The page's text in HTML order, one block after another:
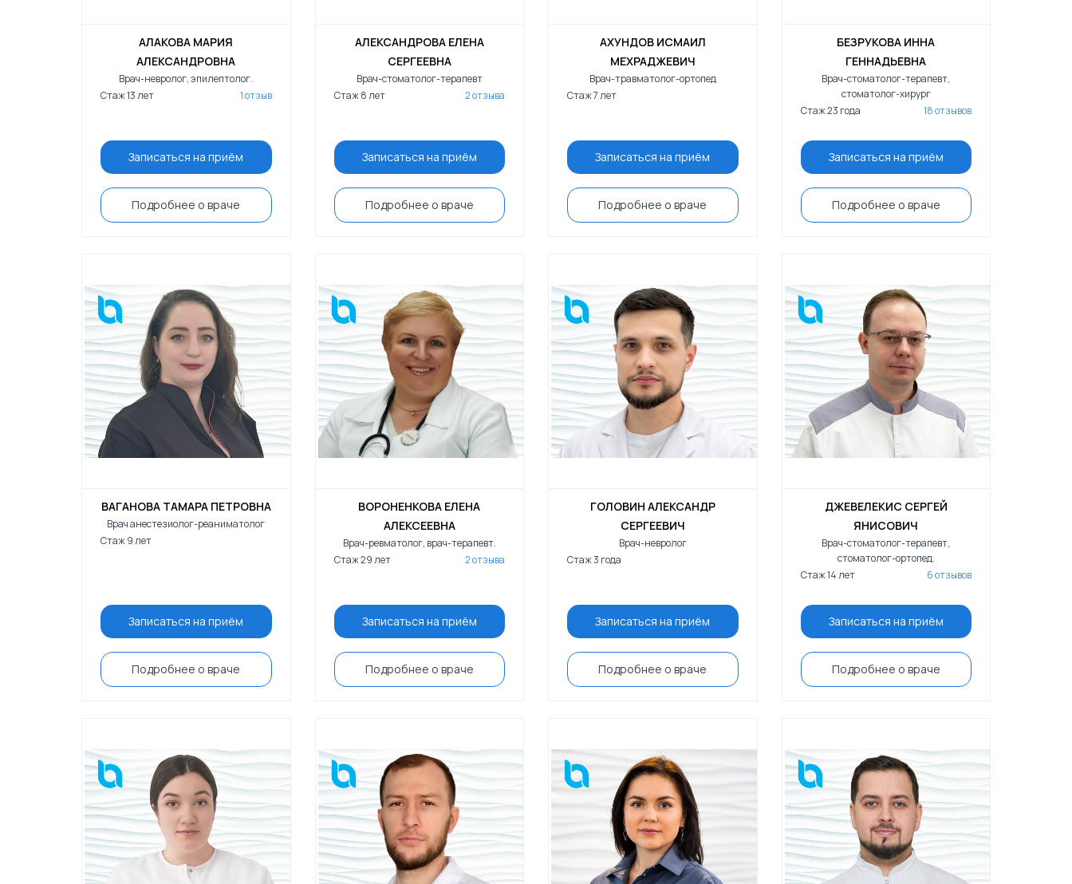
АЛАКОВА МАРИЯ
АЛЕКСАНДРОВНА
Врач-невролог, эпилептолог.
Стаж 13 лет
1 отзыв
Записаться на приём
Подробнее о враче
АЛЕКСАНДРОВА ЕЛЕНА
СЕРГЕЕВНА
Врач-стоматолог-терапевт
Стаж 8 лет
2 отзыва
Записаться на приём
Подробнее о враче
АХУНДОВ ИСМАИЛ
МЕХРАДЖЕВИЧ
Врач-травматолог-ортопед
Стаж 7 лет
Записаться на приём
Подробнее о враче
БЕЗРУКОВА ИННА
ГЕННАДЬЕВНА
Врач-стоматолог-терапевт,
стоматолог-хирург
Стаж 23 года
18 отзывов
Записаться на приём
Подробнее о враче
ВАГАНОВА ТАМАРА ПЕТРОВНА
Врач анестезиолог-реаниматолог
Стаж 9 лет
Записаться на приём
Подробнее о враче
ВОРОНЕНКОВА ЕЛЕНА
АЛЕКСЕЕВНА
Врач-ревматолог, врач-терапевт.
Стаж 29 лет
2 отзыва
Записаться на приём
Подробнее о враче
ГОЛОВИН АЛЕКСАНДР
СЕРГЕЕВИЧ
Врач-невролог
Стаж 3 года
Записаться на приём
Подробнее о враче
ДЖЕВЕЛЕКИС СЕРГЕЙ
ЯНИСОВИЧ
Врач-стоматолог-терапевт,
стоматолог-ортопед.
Стаж 14 лет
6 отзывов
Записаться на приём
Подробнее о враче